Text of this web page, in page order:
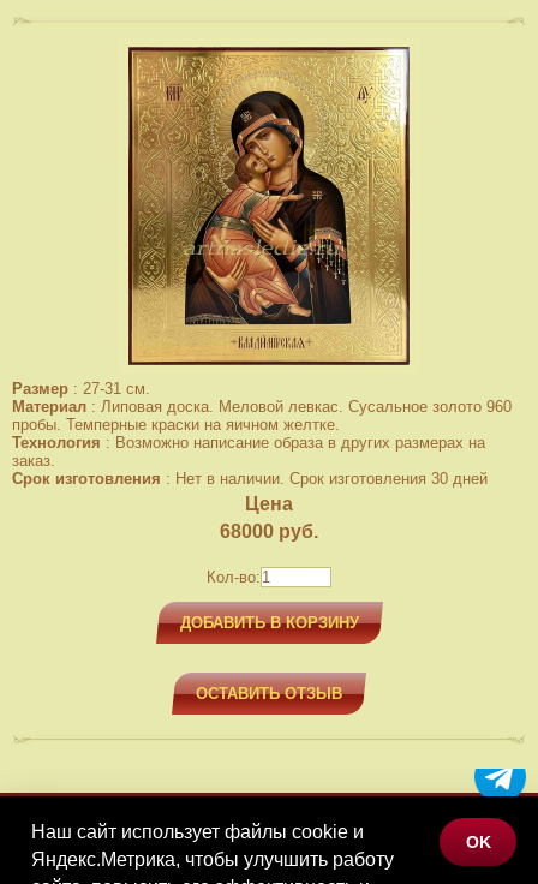
Размер : 27-31 см.
Материал : Липовая доска. Меловой левкас. Сусальное золото 960
пробы. Темперные краски на яичном желтке.
Технология : Возможно написание образа в других размерах на
заказ.
Срок изготовления : Нет в наличии. Срок изготовления 30 дней
Цена
68000 руб.
Кол-во:
ДОБАВИТЬ В КОРЗИНУ
ОСТАВИТЬ ОТЗЫВ
МЕНЮ
КАТАЛОГ ТОВАРОВ
Наш сайт использует файлы cookie и
Яндекс.Метрика, чтобы улучшить работу
OK